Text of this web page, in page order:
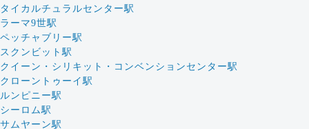
タイカルチュラルセンター駅
ラーマ9世駅
ペッチャブリー駅
スクンビット駅
クイーン・シリキット・コンベンションセンター駅
クローントゥーイ駅
ルンピニー駅
シーロム駅
サムヤーン駅